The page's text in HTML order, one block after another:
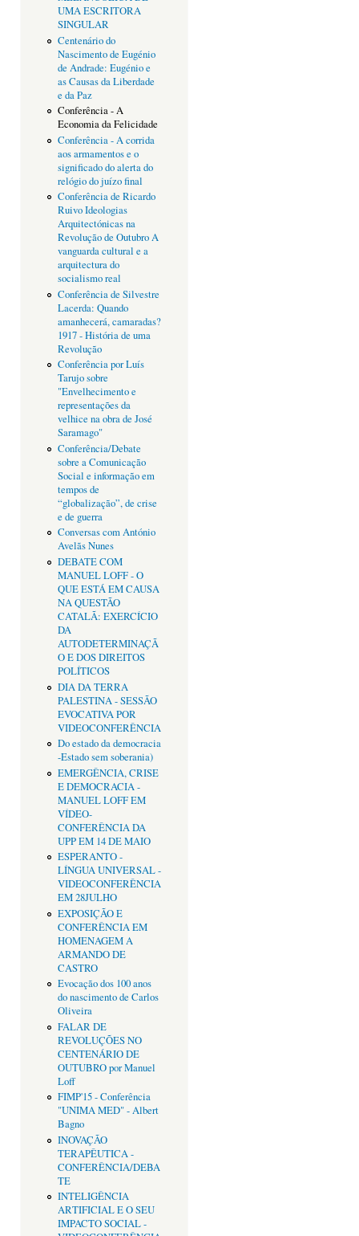
UMA ESCRITORA
SINGULAR
Centenário do
Nascimento de Eugénio
de Andrade: Eugénio e
as Causas da Liberdade
e da Paz
Conferência - A
Economia da Felicidade
Conferência - A corrida
aos armamentos e o
significado do alerta do
relógio do juízo final
Conferência de Ricardo
Ruivo Ideologias
Arquitectónicas na
Revolução de Outubro A
vanguarda cultural e a
arquitectura do
socialismo real
Conferência de Silvestre
Lacerda: Quando
amanhecerá, camaradas?
1917 - História de uma
Revolução
Conferência por Luís
Tarujo sobre
"Envelhecimento e
representações da
velhice na obra de José
Saramago"
Conferência/Debate
sobre a Comunicação
Social e informação em
tempos de
“globalização”, de crise
e de guerra
Conversas com António
Avelãs Nunes
DEBATE COM
MANUEL LOFF - O
QUE ESTÁ EM CAUSA
NA QUESTÃO
CATALÃ: EXERCÍCIO
DA
AUTODETERMINAÇÃ
O E DOS DIREITOS
POLÍTICOS
DIA DA TERRA
PALESTINA - SESSÃO
EVOCATIVA POR
VIDEOCONFERÊNCIA
Do estado da democracia
-Estado sem soberania)
EMERGÊNCIA, CRISE
E DEMOCRACIA -
MANUEL LOFF EM
VÍDEO-
CONFERÊNCIA DA
UPP EM 14 DE MAIO
ESPERANTO -
LÍNGUA UNIVERSAL -
VIDEOCONFERÊNCIA
EM 28JULHO
EXPOSIÇÃO E
CONFERÊNCIA EM
HOMENAGEM A
ARMANDO DE
CASTRO
Evocação dos 100 anos
do nascimento de Carlos
Oliveira
FALAR DE
REVOLUÇÕES NO
CENTENÁRIO DE
OUTUBRO por Manuel
Loff
FIMP'15 - Conferência
"UNIMA MED" - Albert
Bagno
INOVAÇÃO
TERAPÊUTICA -
CONFERÊNCIA/DEBA
TE
INTELIGÊNCIA
ARTIFICIAL E O SEU
IMPACTO SOCIAL -